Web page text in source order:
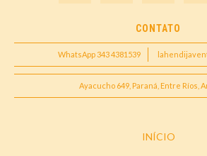
CONTATO
WhatsApp 343 4381539
Ayacucho 649, Paraná, Entre Ríos,
INÍCIO